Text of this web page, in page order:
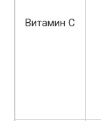
Витамин С